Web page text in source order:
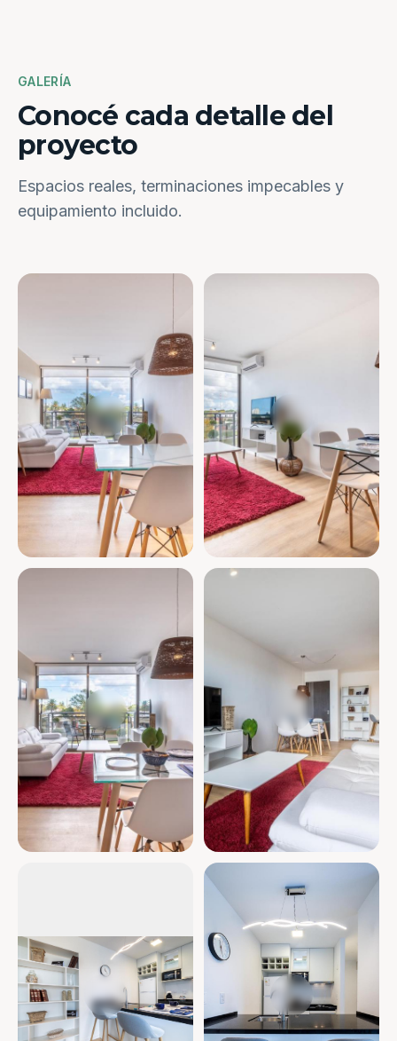
GALERÍA
Conocé cada detalle del
proyecto
Espacios reales, terminaciones impecables y
equipamiento incluido.